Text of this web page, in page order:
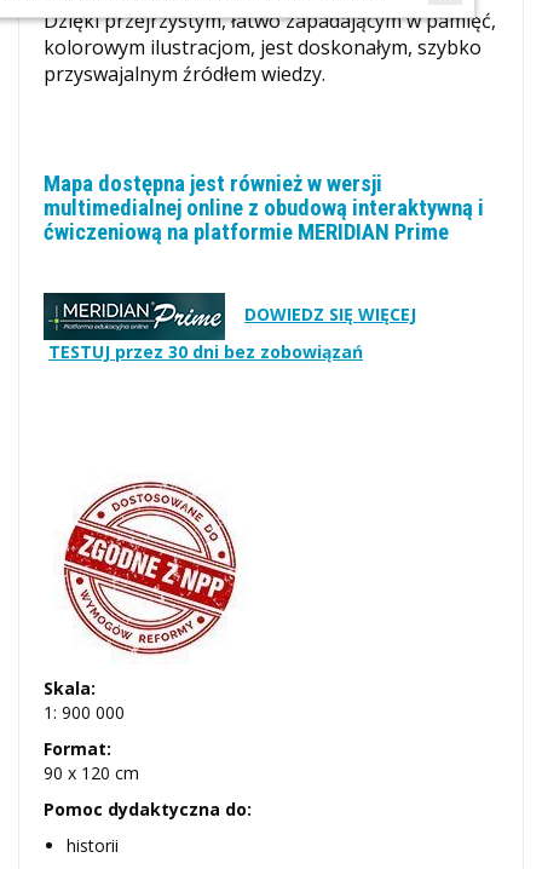
Dzięki przejrzystym, łatwo zapadającym w pamięć,
kolorowym ilustracjom, jest doskonałym, szybko
przyswajalnym źródłem wiedzy.
Mapa dostępna jest również w wersji
multimedialnej online z obudową interaktywną i
ćwiczeniową na platformie MERIDIAN Prime
DOWIEDZ SIĘ WIĘCEJ
TESTUJ przez 30 dni bez zobowiązań
Skala:
1: 900 000
Format:
90 x 120 cm
Pomoc dydaktyczna do:
historii